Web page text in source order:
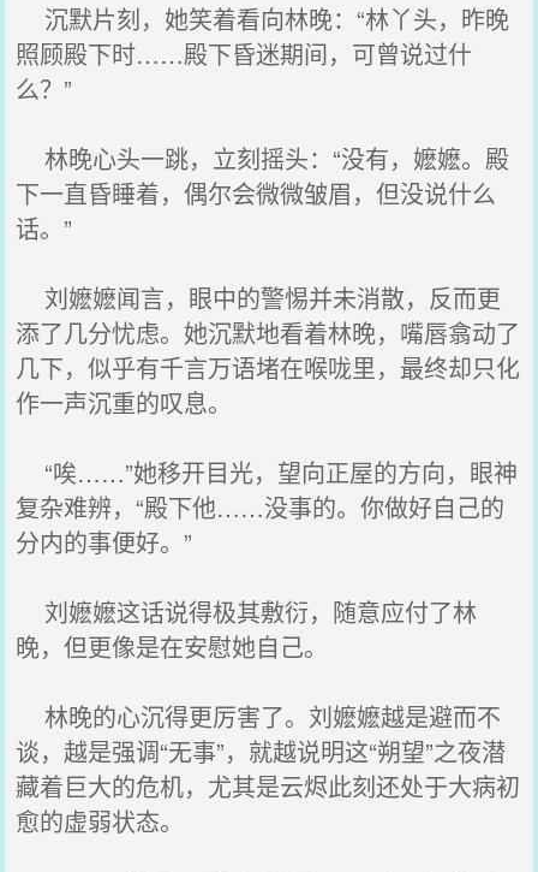
沉默片刻，她笑着看向林晚：“林丫头，昨晚
照顾殿下时……殿下昏迷期间，可曾说过什
么？”
林晚心头一跳，立刻摇头：“没有，嬷嬷。殿
下一直昏睡着，偶尔会微微皱眉，但没说什么
话。”
刘嬷嬷闻言，眼中的警惕并未消散，反而更
添了几分忧虑。她沉默地看着林晚，嘴唇翕动了
几下，似乎有千言万语堵在喉咙里，最终却只化
作一声沉重的叹息。
“唉……”她移开目光，望向正屋的方向，眼神
复杂难辨，“殿下他……没事的。你做好自己的
分内的事便好。”
刘嬷嬷这话说得极其敷衍，随意应付了林
晚，但更像是在安慰她自己。
林晚的心沉得更厉害了。刘嬷嬷越是避而不
谈，越是强调“无事”，就越说明这“朔望”之夜潜
藏着巨大的危机，尤其是云烬此刻还处于大病初
愈的虚弱状态。